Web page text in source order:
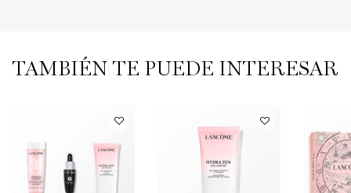
PDP Routine Section
PDP Slot 1 Section
TAMBIÉN TE PUEDE INTERESAR